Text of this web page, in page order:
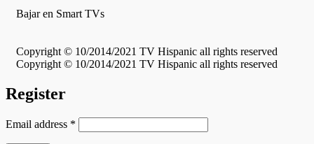
Bajar en Smart TVs
Copyright © 10/2014/2021 TV Hispanic all rights reserved
Copyright © 10/2014/2021 TV Hispanic all rights reserved
Register
Email address *